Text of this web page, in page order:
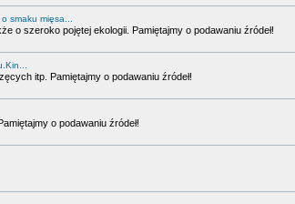
smaku mięsa...
o szeroko pojętej ekologii. Pamiętajmy o podawaniu źródeł!
itp. Pamiętajmy o podawaniu źródeł!
o podawaniu źródeł!